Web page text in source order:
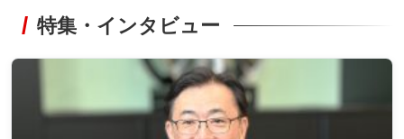
特集・インタビュー